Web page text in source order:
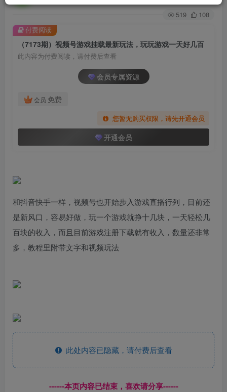
519 108
（7173期）视频号游戏挂载最新玩法，玩玩游戏一天好几百
此内容为付费阅读，请付费后查看
会员专属资源
会员 免费
您暂无购买权限，请先开通会员
开通会员
付费阅读
和抖音快手一样，视频号也开始步入游戏直播行列，目前还
是新风口，容易好做，玩一个游戏就挣十几块，一天轻松几
百块的收入，而且目前游戏注册下载就有收入，数量还非常
多，教程里附带文字和视频玩法
此处内容已隐藏，请付费后查看
------本页内容已结束，喜欢请分享------